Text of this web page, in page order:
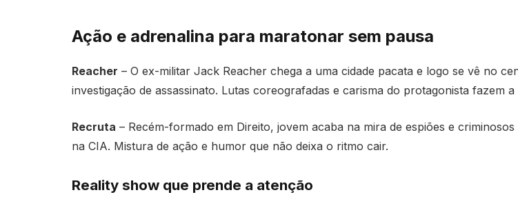
Ação e adrenalina para maratonar sem pausa
Reacher – O ex-militar Jack Reacher chega a uma cidade pacata e logo se vê no
investigação de assassinato. Lutas coreografadas e carisma do protagonista fazem a
Recruta – Recém-formado em Direito, jovem acaba na mira de espiões e
na CIA. Mistura de ação e humor que não deixa o ritmo cair.
Reality show que prende a atenção